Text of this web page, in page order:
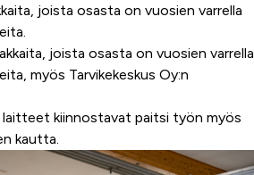
joista osasta on vuosien varrella
joista osasta on vuosien varrella
myös Tarvikekeskus Oy:n
laitteet kiinnostavat paitsi työn myös
kautta.